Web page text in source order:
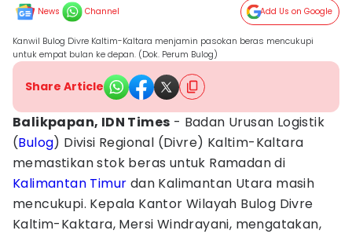
News Channel Add Us on Google
Kanwil Bulog Divre Kaltim-Kaltara menjamin pasokan beras mencukupi
untuk empat bulan ke depan. (Dok. Perum Bulog)
Share Article
Balikpapan, IDN Times - Badan Urusan Logistik
(Bulog) Divisi Regional (Divre) Kaltim-Kaltara
memastikan stok beras untuk Ramadan di
Kalimantan Timur dan Kalimantan Utara masih
mencukupi. Kepala Kantor Wilayah Bulog Divre
Kaltim-Kaktara, Mersi Windrayani, mengatakan,